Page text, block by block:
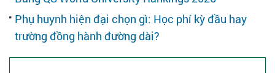
Phụ huynh hiện đại chọn gì: Học phí kỳ đầu hay
trường đồng hành đường dài?